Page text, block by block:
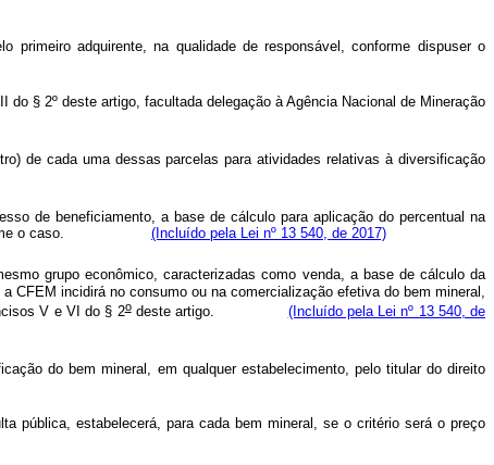
adquirente, na qualidade de responsável, conforme dispuser o
§ 2º deste artigo, facultada delegação à Agência Nacional de Mineração
de cada uma dessas parcelas para atividades relativas à diversificação
de beneficiamento, a base de cálculo para aplicação do percentual na
o caso. (Incluído pela Lei nº 13 540, de 2017)
grupo econômico, caracterizadas como venda, a base de cálculo da
incidirá no consumo ou na comercialização efetiva do bem mineral,
V e VI do § 2odeste artigo. (Incluído pela Lei nº 13 540, de
do bem mineral, em qualquer estabelecimento, pelo titular do direito
pública, estabelecerá, para cada bem mineral, se o critério será o preço